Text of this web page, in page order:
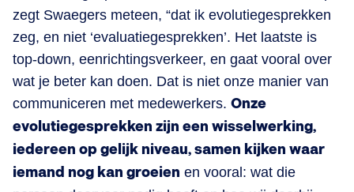
zegt Swaegers meteen, “dat ik evolutiegesprekken
zeg, en niet ‘evaluatiegesprekken’. Het laatste is
top-down, eenrichtingsverkeer, en gaat vooral over
wat je beter kan doen. Dat is niet onze manier van
communiceren met medewerkers. Onze
evolutiegesprekken zijn een wisselwerking,
iedereen op gelijk niveau, samen kijken waar
iemand nog kan groeien en vooral: wat die